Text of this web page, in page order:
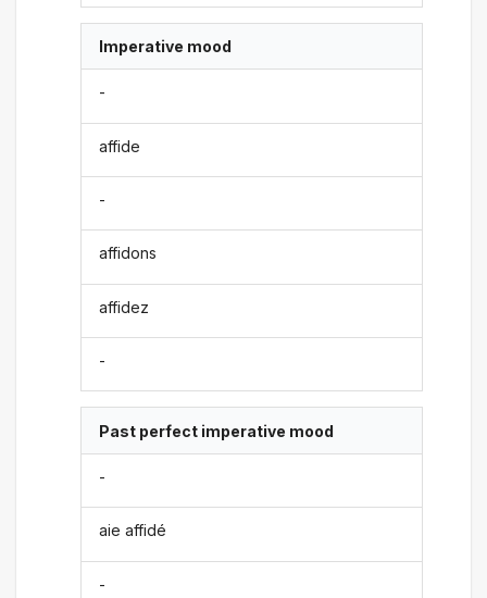
Imperative mood
-
affide
-
affidons
affidez
-
Past perfect imperative mood
-
aie affidé
-